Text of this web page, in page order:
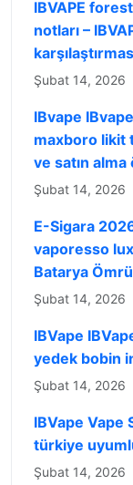
IBVAPE
notları –
Şubat 14, 2026
IBvape
maxboro likit
ve satın
Şubat 14, 2026
E-Sigara
vaporesso
Batarya
Şubat 14, 2026
IBVape
yedek bobin
Şubat 14, 2026
IBVape Vape
türkiye
Şubat 14, 2026